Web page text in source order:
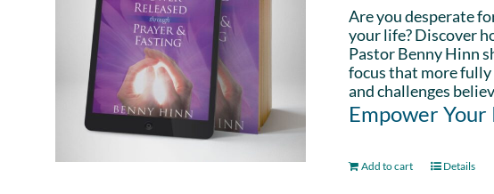
Are you desperate
your life? Discover
Pastor Benny Hinn
focus that more fully
and challenges
Empower Your
Add to cart Details